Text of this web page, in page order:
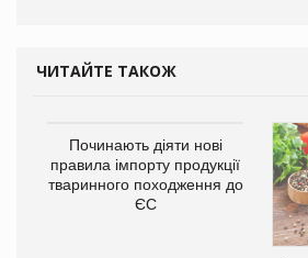
ЧИТАЙТЕ ТАКОЖ
Починають діяти нові
правила імпорту продукції
тваринного походження до
ЄС